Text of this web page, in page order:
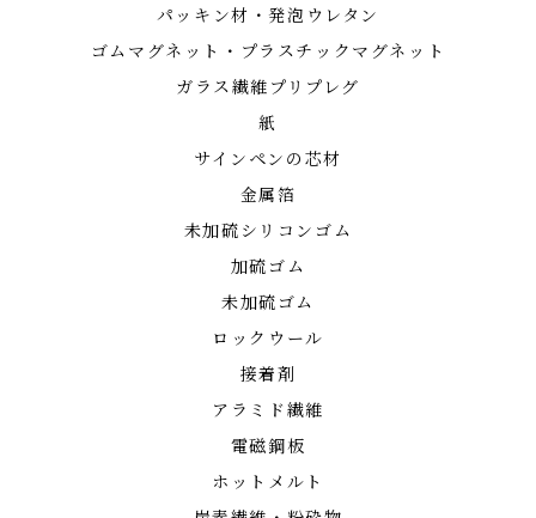
パッキン材・発泡ウレタン
ゴムマグネット・プラスチックマグネット
ガラス繊維プリプレグ
紙
サインペンの芯材
金属箔
未加硫シリコンゴム
加硫ゴム
未加硫ゴム
ロックウール
接着剤
アラミド繊維
電磁鋼板
ホットメルト